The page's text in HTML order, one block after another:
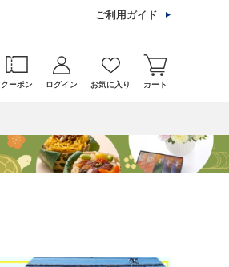
ご利用ガイド
クーポン ログイン お気に入り カート